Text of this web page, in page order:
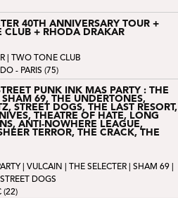
40TH ANNIVERSARY TOUR +
CLUB + RHODA DRAKAR
|
TWO TONE CLUB
- PARIS (75)
PUNK INK MAS PARTY : THE
SHAM 69, THE UNDERTONES,
STREET DOGS, THE LAST RESORT,
THEATRE OF HATE, LONG
ANTI-NOWHERE LEAGUE,
TERROR, THE CRACK, THE
VULCAIN | THE SELECTER | SHAM 69
STREET DOGS
(22)